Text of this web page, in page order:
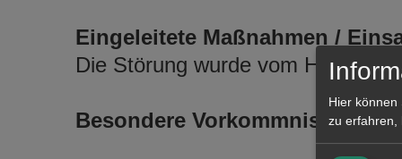
Eingeleitete Maßnahmen /
Die Störung wurde vom
Besondere Vorkommnisse:
Hier können
zu erfahren,